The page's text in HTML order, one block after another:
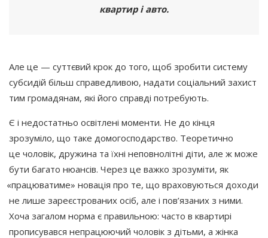
квартир і авто.
Але це — суттєвий крок до того, щоб зробити систему
субсидій більш справедливою, надати соціальний захист
тим громадянам, які його справді потребують.
Є і недостатньо освітлені моменти. Не до кінця
зрозуміло, що таке домогосподарство. Теоретично
це чоловік, дружина та їхні неповнолітні діти, але ж може
бути багато нюансів. Через це важко зрозуміти, як
«працюватиме» новація про те, що враховуються доходи
не лише зареєстрованих осіб, але і пов’язаних з ними.
Хоча загалом норма є правильною: часто в квартирі
прописувався непрацюючий чоловік з дітьми, а жінка